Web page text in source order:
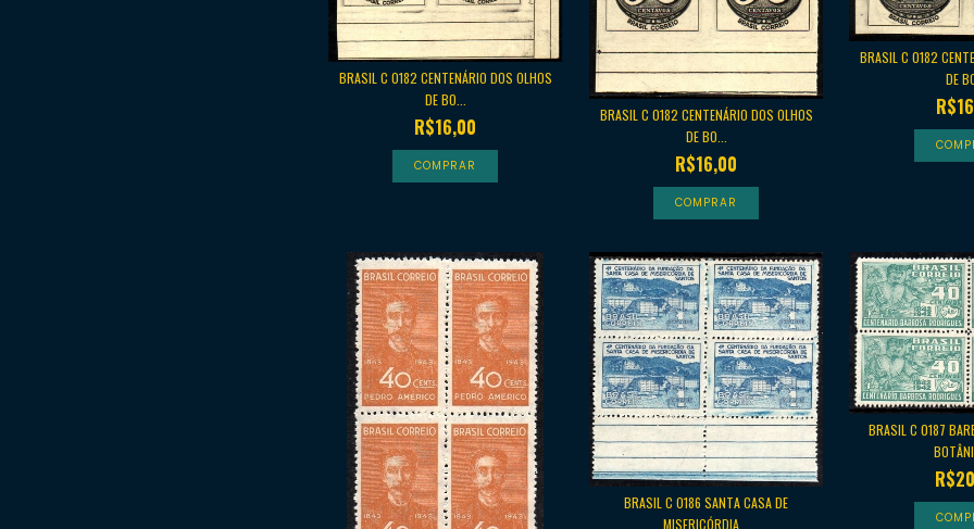
BRASIL C 0182 CENTENÁRIO DOS OLHOS
DE BO...
R$16,00
BRASIL C 0182 CENTENÁRIO DOS OLHOS
DE BO...
R$16,00
BRASIL C 0182
DE
BRASIL C 0186 SANTA CASA DE
MISERICÓRDIA...
BRASIL C 0187